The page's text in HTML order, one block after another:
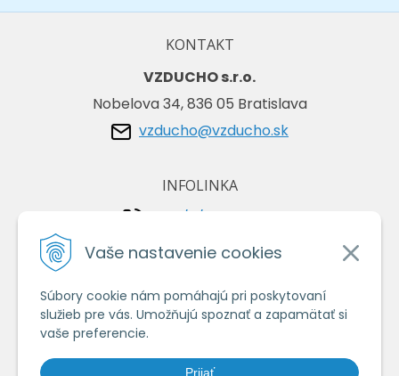
Vaše nastavenie cookies
Súbory cookie nám pomáhajú pri poskytovaní
služieb pre vás. Umožňujú spoznať a zapamätať si
vaše preferencie.
Prijať
KONTAKT
VZDUCHO s.r.o.
Nobelova 34, 836 05 Bratislava
vzducho@vzducho.sk
INFOLINKA
+421/2/4464 0134
+421/903 729 042
VŠETKO O NÁKUPE
Obchodné podmienky
Ochrana osobných údajov